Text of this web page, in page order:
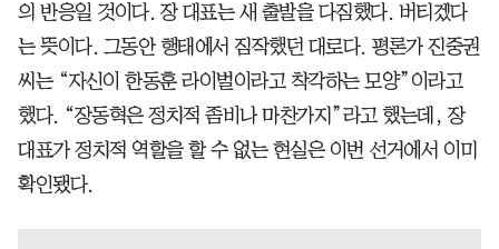
의 반응일 것이다. 장 대표는 새 출발을 다짐했다. 버티겠다
는 뜻이다. 그동안 행태에서 짐작했던 대로다. 평론가 진중권
씨는 “자신이 한동훈 라이벌이라고 착각하는 모양”이라고
했다. “장동혁은 정치적 좀비나 마찬가지”라고 했는데, 장
대표가 정치적 역할을 할 수 없는 현실은 이번 선거에서 이미
확인됐다.